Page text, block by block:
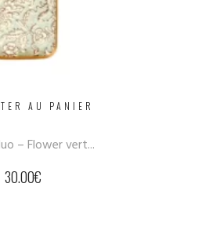
AU PANIER
– Flower vert...
30.00€